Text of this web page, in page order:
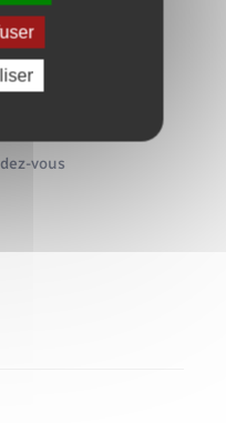
vous